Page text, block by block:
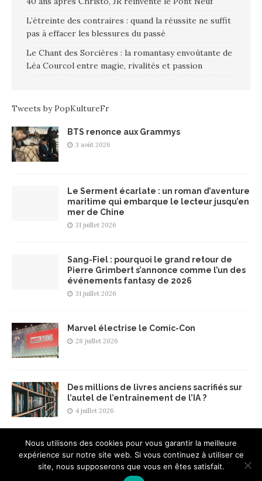
L’étreinte des contraires : quand la réussite ne suffit
pas à effacer les blessures du passé
Le Chant des Sorcières : la romantasy envoûtante de
Léa Courcol entre magie, rivalités et passion
Tweets by PopKultureFr
BTS renonce aux Grammys
3 août 2026
Le Serment écarlate : un roman d’aventure
maritime qui embarque le lecteur jusqu’en
mer de Chine
31 juillet 2026
Sang-Fiel : pourquoi le grand retour de
Pierre Grimbert s’annonce comme l’un des
événements fantasy de 2026
31 juillet 2026
Marvel électrise le Comic-Con
28 juillet 2026
Des millions de livres anciens sacrifiés sur
l’autel de l’entraînement de l’IA ?
4 juillet 2026
Nous utilisons des cookies pour vous garantir la meilleure
expérience sur notre site web. Si vous continuez à utiliser ce
site, nous supposerons que vous en êtes satisfait.